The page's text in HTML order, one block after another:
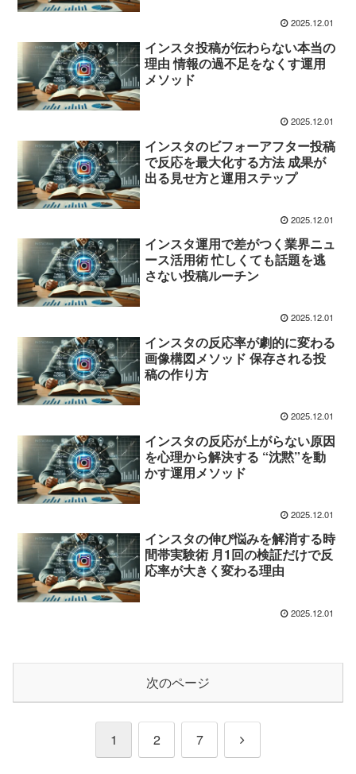
2025.12.01
インスタ投稿が伝わらない本当の
理由 情報の過不足をなくす運用
メソッド
2025.12.01
インスタのビフォーアフター投稿
で反応を最大化する方法 成果が
出る見せ方と運用ステップ
2025.12.01
インスタ運用で差がつく業界ニュ
ース活用術 忙しくても話題を逃
さない投稿ルーチン
2025.12.01
インスタの反応率が劇的に変わる
画像構図メソッド 保存される投
稿の作り方
2025.12.01
インスタの反応が上がらない原因
を心理から解決する “沈黙”を動
かす運用メソッド
2025.12.01
インスタの伸び悩みを解消する時
間帯実験術 月1回の検証だけで反
応率が大きく変わる理由
2025.12.01
次のページ
1 2 7
次